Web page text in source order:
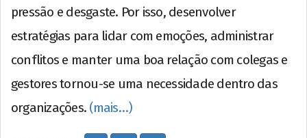
pressão e desgaste. Por isso, desenvolver
estratégias para lidar com emoções, administrar
conflitos e manter uma boa relação com colegas e
gestores tornou-se uma necessidade dentro das
organizações. (mais…)